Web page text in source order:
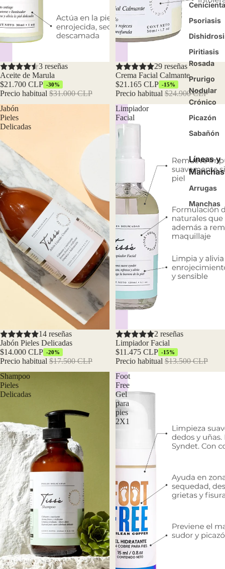
Cenicienta
Psoriasis
Piritiasis
Rosada
Prurigo
Nodular
Crónico
Picazón
Sabañón
Líneas y
Manchas
Arrugas
Manchas
Oferta
3 reseñas
Aceite de Marula
$21.700 CLP -30%
Precio habitual $31.000 CLP
Oferta
29 reseñas
Crema Facial Calmante
$21.165 CLP -15%
Precio habitual $24.900 CLP
Jabón
Pieles
Delicadas
Oferta
14 reseñas
Jabón Pieles Delicadas
$14.000 CLP -20%
Precio habitual $17.500 CLP
Limpiador
Facial
Oferta
2 reseñas
Limpiador Facial
$11.475 CLP -15%
Precio habitual $13.500 CLP
Shampoo
Pieles
Delicadas
Foot
Free
Gel
para
pies
2X1